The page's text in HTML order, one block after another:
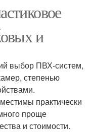
и
выбор ПВХ-систем,
степенью
практически
проще
и стоимости.